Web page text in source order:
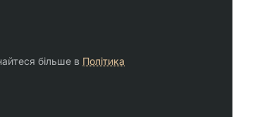
більше в Політика